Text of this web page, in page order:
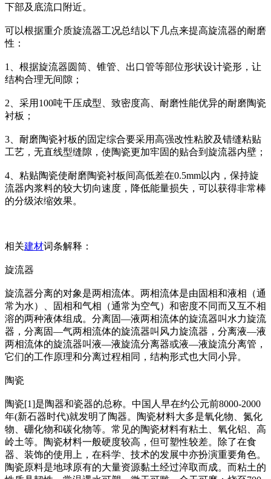
下部及底流口附近。
可以根据重介质旋流器工况总结以下几点来提高旋流器的耐磨
性：
1、根据旋流器圆筒、锥管、出口管等部位形状设计瓷形，让
结构合理无间隙；
2、采用100吨干压成型、致密度高、耐磨性能优异的耐磨陶瓷
衬板；
3、耐磨陶瓷衬板的固定综合要采用高强改性粘胶及错缝粘贴
工艺，无直线型缝隙，使陶瓷更加牢固的贴合到旋流器内壁；
4、粘贴陶瓷使耐磨陶瓷衬板间高低差在0.5mm以内，保持旋
流器内浆料的较大切向速度，降低能量损失，可以获得非常棒
的分级浓缩效果。
相关建材词条解释：
旋流器
旋流器分离的对象是两相流体。两相流体是由固相和液相（通
常为水）、固相和气相（通常为空气）和密度不同而又互不相
溶的两种液体组成。分离固—液两相流体的旋流器叫水力旋流
器，分离固—气两相流体的旋流器叫风力旋流器，分离液—液
两相流体的旋流器叫液—液旋流分离器或液—液旋流分离管，
它们的工作原理和分离过程相同，结构形式也大同小异。
陶瓷
陶瓷[1]是陶器和瓷器的总称。中国人早在约公元前8000-2000
年(新石器时代)就发明了陶器。陶瓷材料大多是氧化物、氮化
物、硼化物和碳化物等。常见的陶瓷材料有粘土、氧化铝、高
岭土等。陶瓷材料一般硬度较高，但可塑性较差。除了在食
器、装饰的使用上，在科学、技术的发展中亦扮演重要角色。
陶瓷原料是地球原有的大量资源黏土经过淬取而成。而粘土的